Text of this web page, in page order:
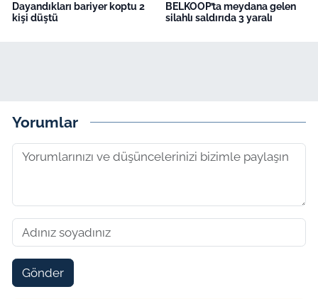
Dayandıkları bariyer koptu 2
kişi düştü
BELKOOP’ta meydana gelen
silahlı saldırıda 3 yaralı
Yorumlar
Gönder